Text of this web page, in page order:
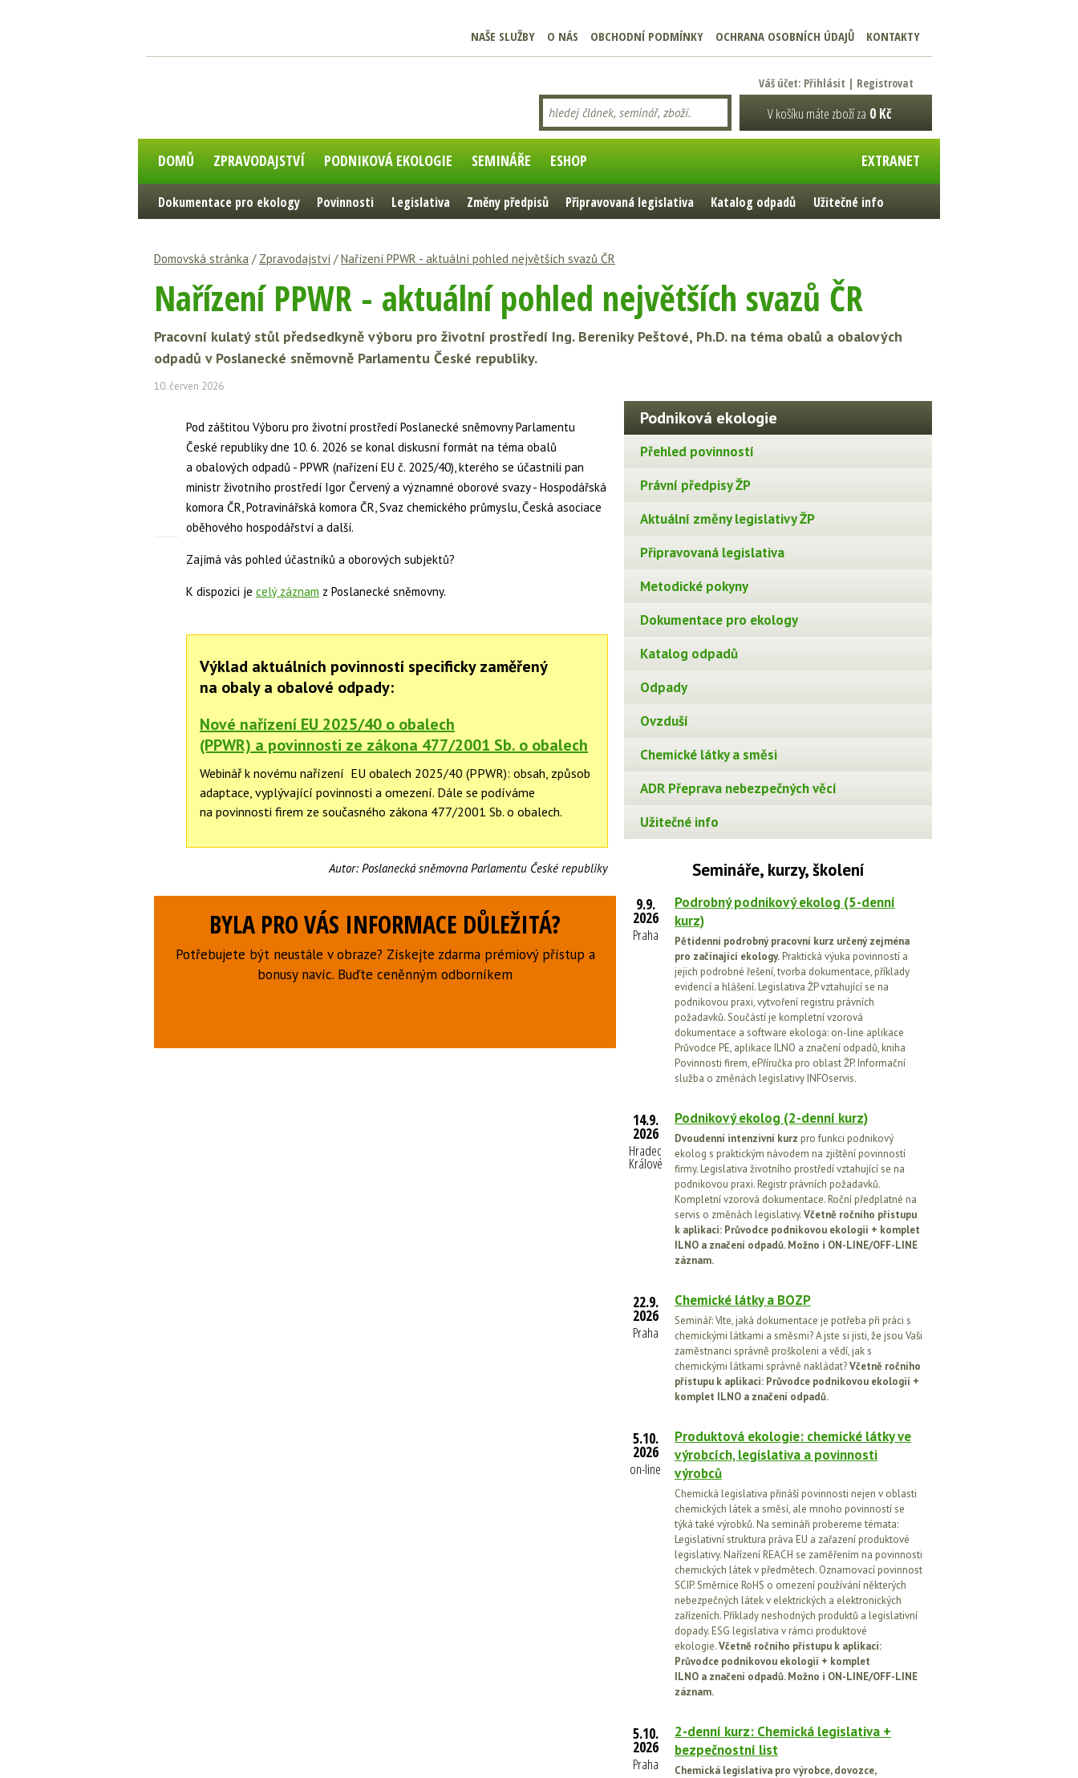
NAŠE SLUŽBY O NÁS OBCHODNÍ PODMÍNKY OCHRANA OSOBNÍCH ÚDAJŮ KONTAKTY
Váš účet: Přihlásit | Registrovat
V košíku máte zboží za 0 Kč
DOMŮ ZPRAVODAJSTVÍ PODNIKOVÁ EKOLOGIE SEMINÁŘE ESHOP EXTRANET
Dokumentace pro ekology Povinnosti Legislativa Změny předpisů Připravovaná legislativa Katalog odpadů Užitečné info
Domovská stránka / Zpravodajství /Nařízení PPWR - aktuální pohled největších svazů ČR
Nařízení PPWR - aktuální pohled největších svazů ČR
Pracovní kulatý stůl předsedkyně výboru pro životní prostředí Ing. Bereniky Peštové, Ph.D. na téma obalů a obalových
odpadů v Poslanecké sněmovně Parlamentu České republiky.
10. červen 2026
Pod záštitou Výboru pro životní prostředí Poslanecké sněmovny Parlamentu
České republiky dne 10. 6. 2026 se konal diskusní formát na téma obalů
a obalových odpadů - PPWR (nařízení EU č. 2025/40), kterého se účastnili pan
ministr životního prostředí Igor Červený a významné oborové svazy - Hospodářská
komora ČR, Potravinářská komora ČR, Svaz chemického průmyslu, Česká asociace
oběhového hospodářství a další.
Zajímá vás pohled účastníků a oborových subjektů?
K dispozici je celý záznam z Poslanecké sněmovny.
Výklad aktuálních povinností specificky zaměřený
na obaly a obalové odpady:
Nové nařízení EU 2025/40 o obalech
(PPWR) a povinnosti ze zákona 477/2001 Sb. o obalech
Webinář k novému nařízení EU obalech 2025/40 (PPWR): obsah, způsob
adaptace, vyplývající povinnosti a omezení. Dále se podíváme
na povinnosti firem ze současného zákona 477/2001 Sb. o obalech.
Autor:Poslanecká sněmovna Parlamentu České republiky
BYLA PRO VÁS INFORMACE DŮLEŽITÁ?
Potřebujete být neustále v obraze? Získejte zdarma prémiový přístup a
bonusy navíc. Buďte ceněnným odborníkem
Podniková ekologie
Přehled povinností
Právní předpisy ŽP
Aktuální změny legislativy ŽP
Připravovaná legislativa
Metodické pokyny
Dokumentace pro ekology
Katalog odpadů
Odpady
Ovzduší
Chemické látky a směsi
ADR Přeprava nebezpečných věcí
Užitečné info
Semináře, kurzy, školení
9.9.
2026
Praha
Podrobný podnikový ekolog (5-denní
kurz)
Pětidenní podrobný pracovní kurz určený zejména
pro začínající ekology. Praktická výuka povinností a
jejich podrobné řešení, tvorba dokumentace, příklady
evidencí a hlášení. Legislativa ŽP vztahující se na
podnikovou praxi, vytvoření registru právních
požadavků. Součástí je kompletní vzorová
dokumentace a software ekologa: on-line aplikace
Průvodce PE, aplikace ILNO a značení odpadů, kniha
Povinnosti firem, ePříručka pro oblast ŽP. Informační
služba o změnách legislativy INFOservis.
14.9.
2026
Hradec
Králové
Podnikový ekolog (2-denní kurz)
Dvoudenní intenzivní kurz pro funkci podnikový
ekolog s praktickým návodem na zjištění povinností
firmy. Legislativa životního prostředí vztahující se na
podnikovou praxi. Registr právních požadavků.
Kompletní vzorová dokumentace. Roční předplatné na
servis o změnách legislativy.Včetně ročního přístupu
k aplikaci: Průvodce podnikovou ekologií + komplet
ILNO a značení odpadů. Možno i ON-LINE/OFF-LINE
záznam.
22.9.
2026
Praha
Chemické látky a BOZP
Seminář: Víte, jaká dokumentace je potřeba při práci s
chemickými látkami a směsmi? A jste si jisti, že jsou Vaši
zaměstnanci správně proškoleni a vědí, jak s
chemickými látkami správně nakládat?Včetně ročního
přístupu k aplikaci: Průvodce podnikovou ekologií +
komplet ILNO a značení odpadů.
5.10.
2026
on-line
Produktová ekologie: chemické látky ve
výrobcích, legislativa a povinnosti
výrobců
Chemická legislativa přináší povinnosti nejen v oblasti
chemických látek a směsí, ale mnoho povinností se
týká také výrobků. Na semináři probereme témata:
Legislativní struktura práva EU a zařazení produktové
legislativy. Nařízení REACH se zaměřením na povinnosti
chemických látek v předmětech. Oznamovací povinnost
SCIP. Směrnice RoHS o omezení používání některých
nebezpečných látek v elektrických a elektronických
zařízeních. Příklady neshodných produktů a legislativní
dopady. ESG legislativa v rámci produktové
ekologie.Včetně ročního přístupu k aplikaci:
Průvodce podnikovou ekologií + komplet
ILNO a značení odpadů. Možno i ON-LINE/OFF-LINE
záznam.
5.10.
2026
Praha
2-denní kurz: Chemická legislativa +
bezpečnostní list
Chemická legislativa pro výrobce, dovozce,